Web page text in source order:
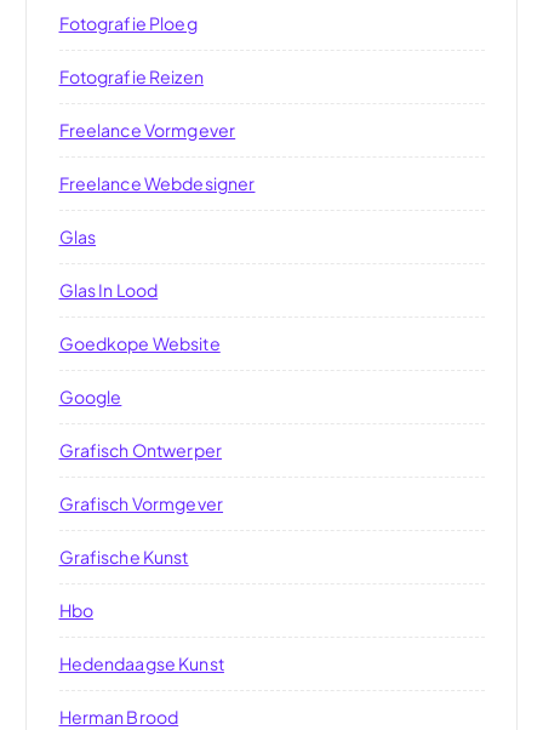
Fotografie Ploeg
Fotografie Reizen
Freelance Vormgever
Freelance Webdesigner
Glas
Glas In Lood
Goedkope Website
Google
Grafisch Ontwerper
Grafisch Vormgever
Grafische Kunst
Hbo
Hedendaagse Kunst
Herman Brood